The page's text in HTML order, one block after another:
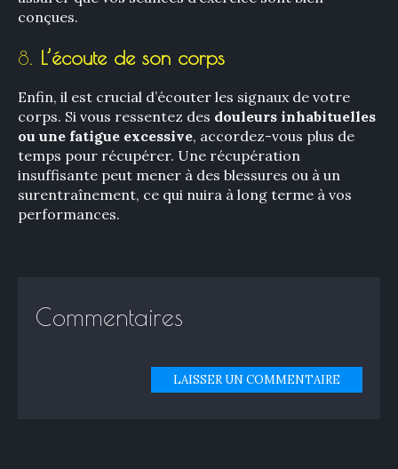
conçues.
8. L’écoute de son corps
Enfin, il est crucial d’écouter les signaux de votre
corps. Si vous ressentez des douleurs inhabituelles
ou une fatigue excessive, accordez-vous plus de
temps pour récupérer. Une récupération
insuffisante peut mener à des blessures ou à un
surentraînement, ce qui nuira à long terme à vos
performances.
Commentaires
LAISSER UN COMMENTAIRE